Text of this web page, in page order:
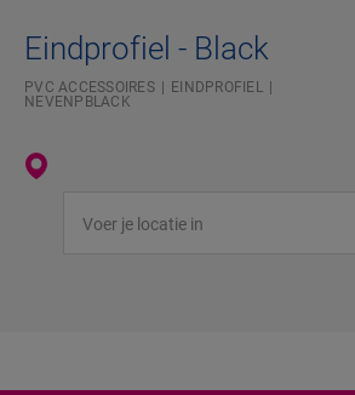
Eindprofiel - Black
PVC ACCESSOIRES
EINDPROFIEL
NEVENPBLACK